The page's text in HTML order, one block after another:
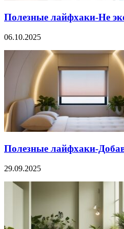
Полезные лайфхаки-Не
06.10.2025
Полезные лайфхаки-
29.09.2025